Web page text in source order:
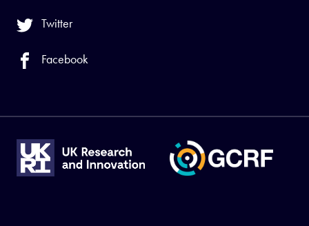
Twitter
Facebook